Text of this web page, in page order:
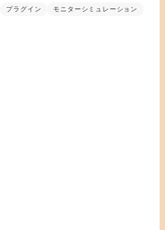
プラグイン
モニターシミュレーション